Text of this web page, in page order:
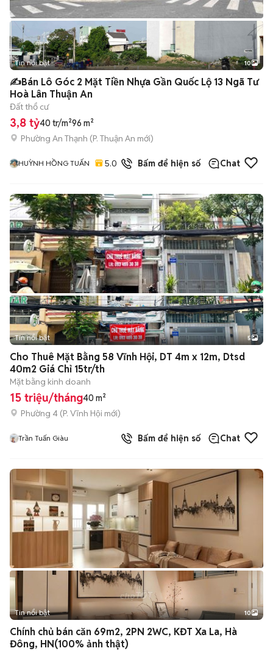
+2
Tin nổi bật 10
✍️Bán Lô Góc 2 Mặt Tiền Nhựa Gần Quốc Lộ 13 Ngã Tư
Hoà Lân Thuận An
Đất thổ cư
3,8 tỷ40 tr/m²96 m²
Phường An Thạnh (P. Thuận An mới)
HUỲNH HỒNG TUẤN 5.0 3đã bán
Bấm để hiện số Chat
Tin nổi bật 5
Cho Thuê Mặt Bằng 58 Vĩnh Hội, DT 4m x 12m, Dtsd
40m2 Giá Chỉ 15tr/th
Mặt bằng kinh doanh
15 triệu/tháng40 m²
Phường 4 (P. Vĩnh Hội mới)
Trần Tuấn Giàu Bấm để hiện số Chat
+2
Tin nổi bật 10
Chính chủ bán căn 69m2, 2PN 2WC, KĐT Xa La, Hà
Đông, HN(100% ảnh thật)